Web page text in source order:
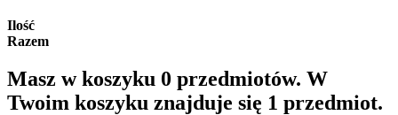
Ilość
Razem
Masz w koszyku 0 przedmiotów. W
Twoim koszyku znajduje się 1 przedmiot.